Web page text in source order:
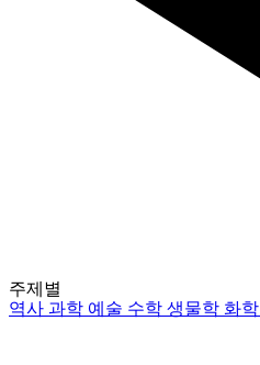
주제별
역사과학 예술 수학생물학 화학